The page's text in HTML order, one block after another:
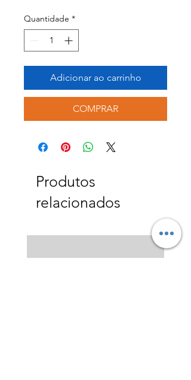
Quantidade *
Adicionar ao carrinho
COMPRAR
Produtos
relacionados